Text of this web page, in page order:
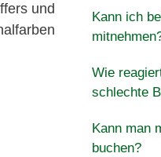
und
Kann ich
Wie
schlechte
Kann man
buchen?